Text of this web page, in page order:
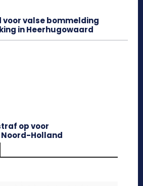
voor valse bommelding
in Heerhugowaard
op voor
Holland